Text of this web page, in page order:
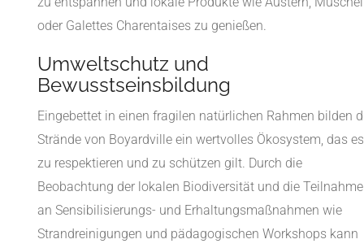
oder Galettes Charentaises zu genießen.
Umweltschutz und
Bewusstseinsbildung
Eingebettet in einen fragilen natürlichen Rahmen bilden
Strände von Boyardville ein wertvolles Ökosystem, das es
zu respektieren und zu schützen gilt. Durch die
Beobachtung der lokalen Biodiversität und die Teilnahme
an Sensibilisierungs- und Erhaltungsmaßnahmen wie
Strandreinigungen und pädagogischen Workshops kann